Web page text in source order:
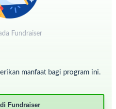
Fundraiser
manfaat bagi program ini.
Fundraiser